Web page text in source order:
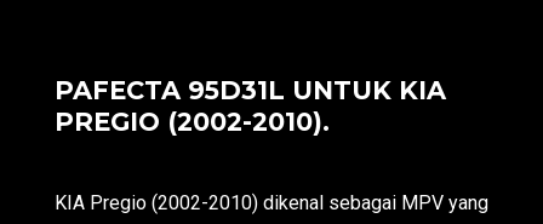
PAFECTA 95D31L UNTUK KIA
PREGIO (2002-2010).
KIA Pregio (2002-2010) dikenal sebagai MPV yang